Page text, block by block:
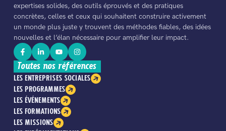
expertises solides, des outils éprouvés et des pratiques
concrètes, celles et ceux qui souhaitent construire activement
un monde plus juste y trouvent des méthodes fiables, des idées
nouvelles et l’élan nécessaire pour amplifier leur impact.
Toutes nos références
LES ENTREPRISES SOCIALES
LES PROGRAMMES
LES ÉVÉNEMENTS
LES FORMATIONS
LES MISSIONS